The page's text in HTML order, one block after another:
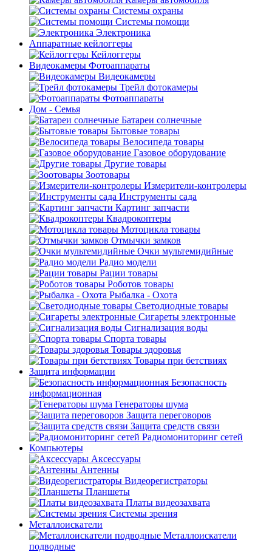
Системы охраны
Системы помощи
Электроника
Аппаратные кейлоггеры
Кейлоггеры
Видеокамеры Фотоаппараты
Видеокамеры
Трейл фотокамеры
Фотоаппараты
Дом - Семья
Батареи солнечные
Бытовые товары
Велосипеда товары
Газовое оборудование
Другие товары
Зоотовары
Измерители-контролеры
Инструменты сада
Картинг запчасти
Квадрокоптеры
Мотоцикла товары
Отмычки замков
Очки мультемидийные
Радио модели
Рации товары
Роботов товары
Рыбалка - Охота
Светодиодные товары
Сигареты электронные
Сигнализация воды
Спорта товары
Товары здоровья
Товары при бетствиях
Защита информации
Безопасность
информационная
Генераторы шума
Защита переговоров
Защита средств связи
Радиомониторинг сетей
Компьютеры
Аксессуары
Антенны
Видеорегистраторы
Планшеты
Платы видеозахвата
Системы зрения
Металлоискатели
Металлоискатели
подводные